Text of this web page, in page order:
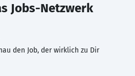
Jobs-Netzwerk
den Job, der wirklich zu Dir